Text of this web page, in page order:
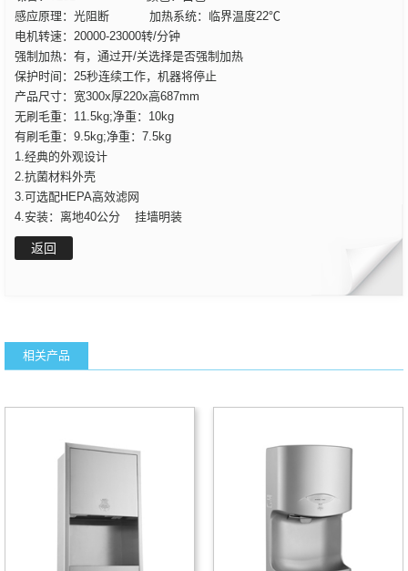
感应原理：光阻断 加热系统：临界温度22℃
电机转速：20000-23000转/分钟
强制加热：有，通过开/关选择是否强制加热
保护时间：25秒连续工作，机器将停止
产品尺寸：宽300x厚220x高687mm
无刷毛重：11.5kg;净重：10kg
有刷毛重：9.5kg;净重：7.5kg
1.经典的外观设计
2.抗菌材料外壳
3.可选配HEPA高效滤网
4.安装：离地40公分 挂墙明装
返回
相关产品